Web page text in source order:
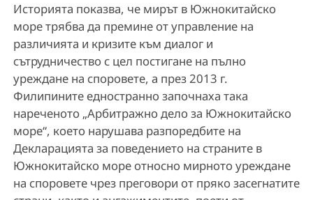
Историята показва, че мирът в Южнокитайско
море трябва да премине от управление на
различията и кризите към диалог и
сътрудничество с цел постигане на пълно
уреждане на споровете, а през 2013 г.
Филипините едностранно започнаха така
нареченото „Арбитражно дело за Южнокитайско
море“, което нарушава разпоредбите на
Декларацията за поведението на страните в
Южнокитайско море относно мирното уреждане
на споровете чрез преговори от пряко засегнатите